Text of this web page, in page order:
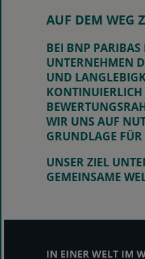
AUF DEM WEG
BEI BNP
UNTERNEHMEN
UND
WIR UNS AUF
GRUNDLAGE FÜR
UNSER ZIEL
EMEINSAME
IN EINER WELT IM